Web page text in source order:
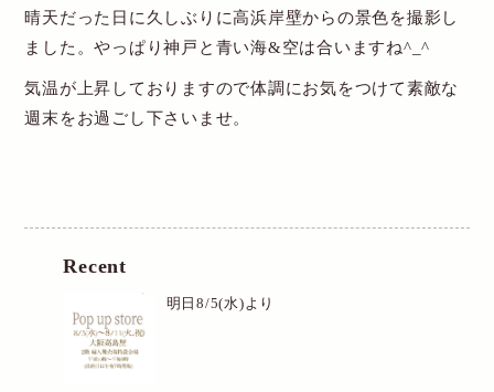
個人情報保護方針
お問い合わせ
晴天だった日に久しぶりに高浜岸壁からの景色を撮影し
ました。やっぱり神戸と青い海&空は合いますね^_^
気温が上昇しておりますので体調にお気をつけて素敵な
週末をお過ごし下さいませ。
Recent
明日8/5(水)より